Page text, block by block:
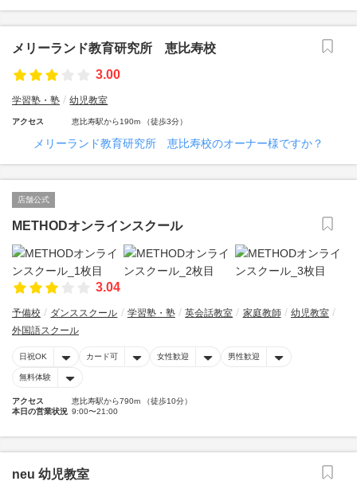
メリーランド教育研究所 恵比寿校
3.00
学習塾・塾 幼児教室
アクセス 恵比寿駅から190m （徒歩3分）
メリーランド教育研究所 恵比寿校のオーナー様ですか？
店舗公式
METHODオンラインスクール
3.04
予備校 ダンススクール 学習塾・塾 英会話教室 家庭教師
幼児教室
外国語スクール
日祝OK カード可 女性歓迎 男性歓迎
無料体験
アクセス
恵比寿駅から790m （徒歩10分）
本日の営業状況 9:00〜21:00
neu 幼児教室